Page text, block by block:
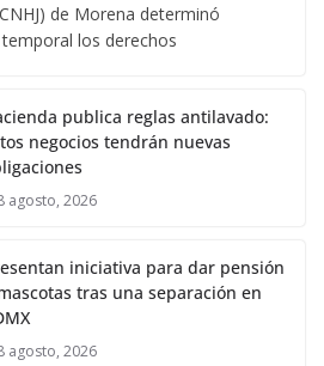
de Morena determinó
los derechos
publica reglas antilavado:
negocios tendrán nuevas
agosto, 2026
iniciativa para dar pensión
tras una separación en
agosto, 2026